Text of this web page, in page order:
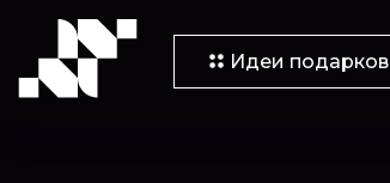
Идеи подарков